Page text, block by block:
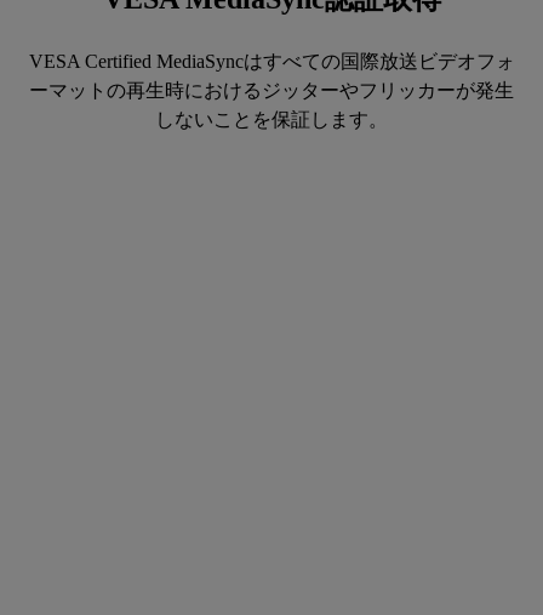
VESA Certified MediaSyncはすべての国際放送ビデオフォ
ーマットの再生時におけるジッターやフリッカーが発生
しないことを保証します。